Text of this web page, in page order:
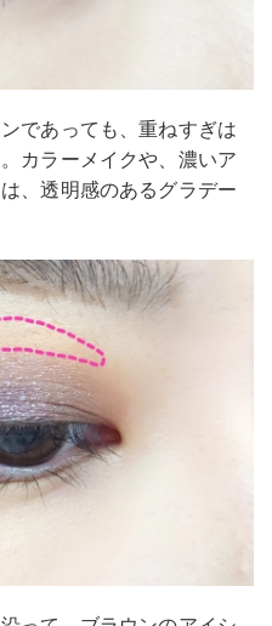
であっても、重ねすぎは
カラーメイクや、濃いア
、透明感のあるグラデー